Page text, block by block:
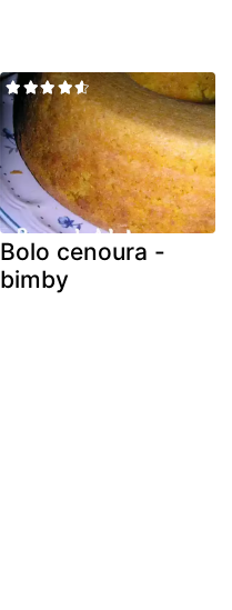
Bolo cenoura -
bimby